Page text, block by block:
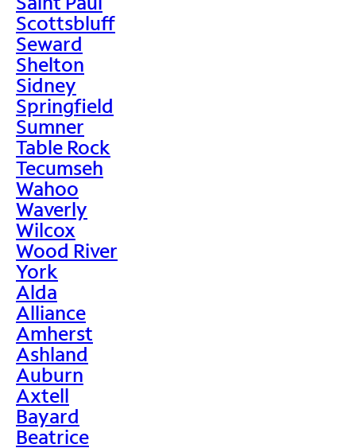
Scottsbluff
Seward
Shelton
Sidney
Springfield
Sumner
Table Rock
Tecumseh
Wahoo
Waverly
Wilcox
Wood River
York
Alda
Alliance
Amherst
Ashland
Auburn
Axtell
Bayard
Beatrice